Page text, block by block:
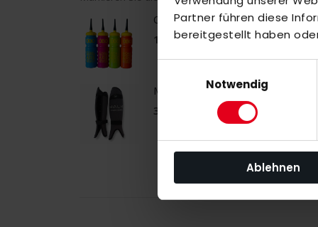
Partner führen diese
bereitgestellt haben
Notwendig
Ablehnen
OBO Bottle
12,00 €
MALIK Power Guard
30,00 €